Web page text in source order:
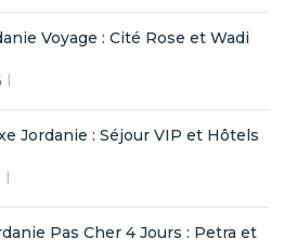
Voyage : Cité Rose et Wadi
Jordanie : Séjour VIP et Hôtels
Pas Cher 4 Jours : Petra et